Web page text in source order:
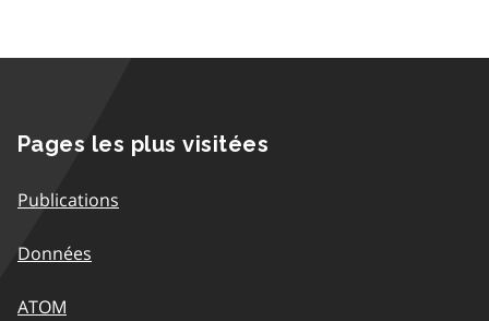
Pages les plus visitées
Publications
Données
ATOM